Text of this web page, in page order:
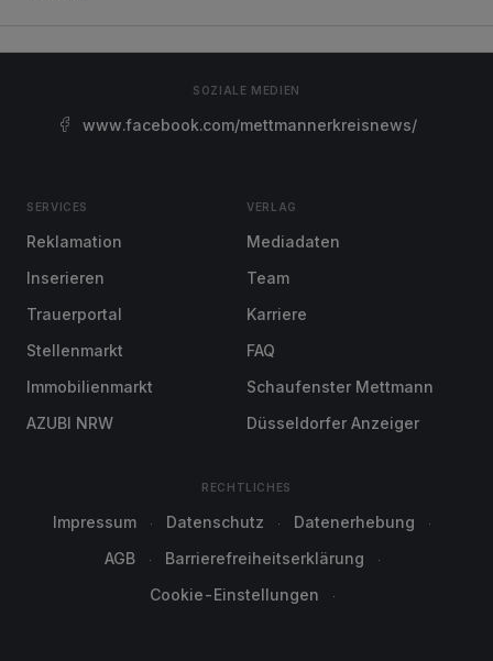
SOZIALE MEDIEN
www.facebook.com/mettmannerkreisnews/
SERVICES
Reklamation
Inserieren
Trauerportal
Stellenmarkt
Immobilienmarkt
AZUBI NRW
VERLAG
Mediadaten
Team
Karriere
FAQ
Schaufenster Mettmann
Düsseldorfer Anzeiger
RECHTLICHES
Impressum Datenschutz
Datenerhebung
AGB
Barrierefreiheitserklärung
Cookie-Einstellungen